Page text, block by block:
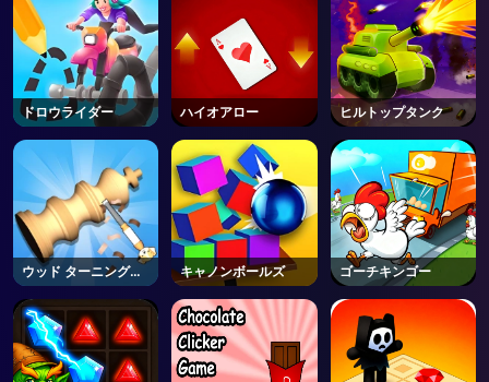
ドロウライダー ハイオアロー ヒルトップタンク
ウッド ターニング
3D
キャノンボールズ ゴーチキンゴー